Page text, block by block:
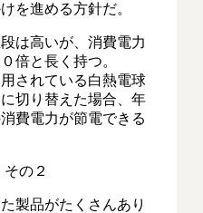
を進める方針だ。
は高いが、消費電力
倍と長く持つ。
されている白熱電球
切り替えた場合、年
費電力が節電できる
製品がたくさんあり